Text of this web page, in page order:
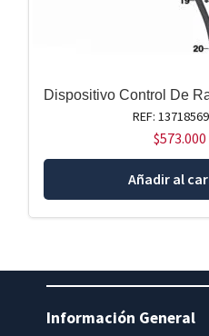
Dispositivo Control De
REF:
$573.000
Añadir al
Información General